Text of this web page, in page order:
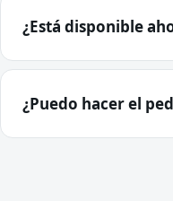
¿Está disponible
¿Puedo hacer el